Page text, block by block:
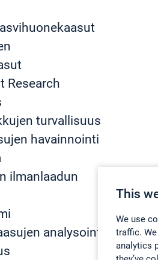
This
We use
traffic.
analytics
Research
turvallisuus
havainnointi
ilmanlaadun
analysointi